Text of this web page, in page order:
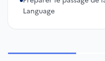
Language